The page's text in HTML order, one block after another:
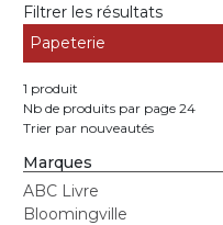
Filtrer les résultats
Papeterie
1 produit
Nb de produits par page 24
Trier par nouveautés
Marques
ABC Livre
Bloomingville